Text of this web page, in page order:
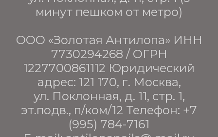
минут пешком от метро)
ООО «Золотая Антилопа» ИНН
7730294268 / ОГРН
1227700861112 Юридический
адрес: 121 170, г. Москва,
ул. Поклонная, д. 11, стр. 1,
эт.подв., п/ком/12 Телефон: +7
(995) 784-7161